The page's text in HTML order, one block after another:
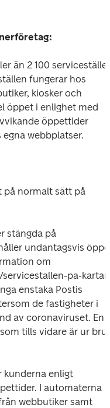
än 2 100
fungerar hos
kiosker och
öppet i enlighet med
öppettider
webbplatser.
på normalt sätt på
stängda på
undantagsvis
om
pa-kartan
enstaka Postis
de fastigheter i
av coronaviruset. En
tills vidare är ur
kunderna enligt
I automaterna
webbutiker samt